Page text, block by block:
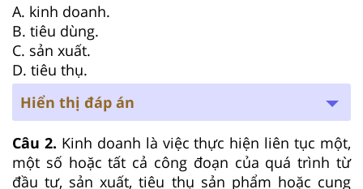
A. kinh doanh.
B. tiêu dùng.
C. sản xuất.
D. tiêu thụ.
Hiển thị đáp án
Câu 2. Kinh doanh là việc thực hiện liên tục một,
một số hoặc tất cả công đoạn của quá trình từ
đầu tư, sản xuất, tiêu thụ sản phẩm hoặc cung